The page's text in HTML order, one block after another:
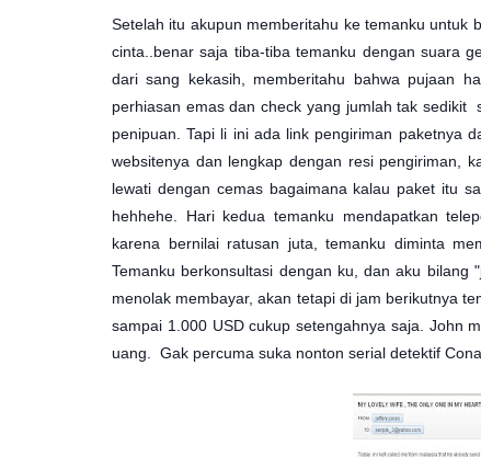
Setelah itu akupun memberitahu ke temanku untuk
cinta..benar saja tiba-tiba temanku dengan suara
dari sang kekasih, memberitahu bahwa pujaan
perhiasan emas dan check yang jumlah tak sedikit
penipuan. Tapi li ini ada link pengiriman paketnya
websitenya dan lengkap dengan resi pengiriman,
lewati dengan cemas bagaimana kalau paket itu
hehhehe. Hari kedua temanku mendapatkan
karena bernilai ratusan juta, temanku diminta
Temanku berkonsultasi dengan ku, dan aku bilang
menolak membayar, akan tetapi di jam berikutnya
sampai 1.000 USD cukup setengahnya saja. John
uang. Gak percuma suka nonton serial detektif